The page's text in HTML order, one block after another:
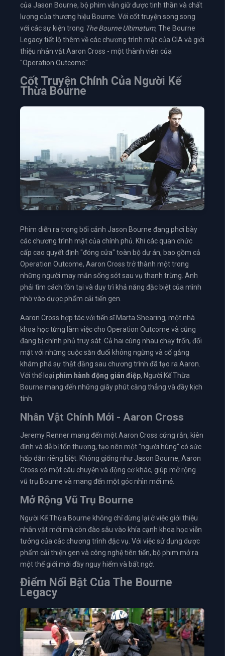
của Jason Bourne, bộ phim vẫn giữ được tinh thần và chất
lượng của thương hiệu Bourne. Với cốt truyện song song
với các sự kiện trong The Bourne Ultimatum, The Bourne
Legacy tiết lộ thêm về các chương trình mật của CIA và giới
thiệu nhân vật Aaron Cross - một thành viên của
"Operation Outcome".
Cốt Truyện Chính Của Người Kế
Thừa Bourne
Phim diễn ra trong bối cảnh Jason Bourne đang phơi bày
các chương trình mật của chính phủ. Khi các quan chức
cấp cao quyết định "đóng cửa" toàn bộ dự án, bao gồm cả
Operation Outcome, Aaron Cross trở thành một trong
những người may mắn sống sót sau vụ thanh trừng. Anh
phải tìm cách tồn tại và duy trì khả năng đặc biệt của mình
nhờ vào dược phẩm cải tiến gen.
Aaron Cross hợp tác với tiến sĩ Marta Shearing, một nhà
khoa học từng làm việc cho Operation Outcome và cũng
đang bị chính phủ truy sát. Cả hai cùng nhau chạy trốn, đối
mặt với những cuộc săn đuổi không ngừng và cố gắng
khám phá sự thật đằng sau chương trình đã tạo ra Aaron.
Với thể loại phim hành động gián điệp, Người Kế Thừa
Bourne mang đến những giây phút căng thẳng và đầy kịch
tính.
Nhân Vật Chính Mới - Aaron Cross
Jeremy Renner mang đến một Aaron Cross cứng rắn, kiên
định và dễ bị tổn thương, tạo nên một "người hùng" có sức
hấp dẫn riêng biệt. Không giống như Jason Bourne, Aaron
Cross có một câu chuyện và động cơ khác, giúp mở rộng
vũ trụ Bourne và mang đến một góc nhìn mới mẻ.
Mở Rộng Vũ Trụ Bourne
Người Kế Thừa Bourne không chỉ dừng lại ở việc giới thiệu
nhân vật mới mà còn đào sâu vào khía cạnh khoa học viễn
tưởng của các chương trình đặc vụ. Với việc sử dụng dược
phẩm cải thiện gen và công nghệ tiên tiến, bộ phim mở ra
một thế giới mới đầy nguy hiểm và bất ngờ.
Điểm Nổi Bật Của The Bourne
Legacy